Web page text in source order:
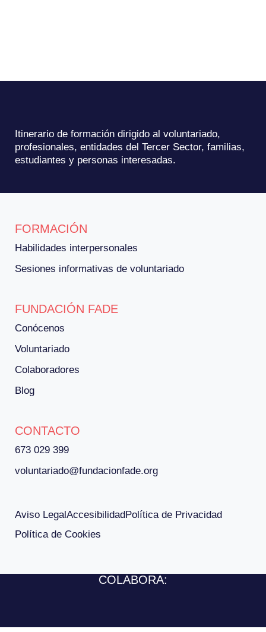
Itinerario de formación dirigido al voluntariado,
profesionales, entidades del Tercer Sector, familias,
estudiantes y personas interesadas.
FORMACIÓN
Habilidades interpersonales
Sesiones informativas de voluntariado
FUNDACIÓN FADE
Conócenos
Voluntariado
Colaboradores
Blog
CONTACTO
673 029 399
voluntariado@fundacionfade.org
Aviso LegalAccesibilidadPolítica de Privacidad
Política de Cookies
COLABORA: